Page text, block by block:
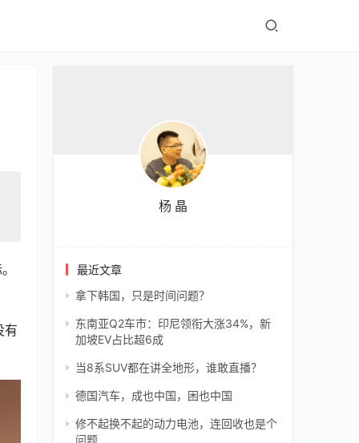
有
杨 晶
最近文章
拿下韩国，只是时间问题？
东南亚Q2车市：印尼领衔大涨34%，新
加坡EV占比超6成
当8系SUV都在讲全地形，谁敢直播？
德国汽车，成也中国，困也中国
修不起换不起的动力电池，连回收也是个
问题